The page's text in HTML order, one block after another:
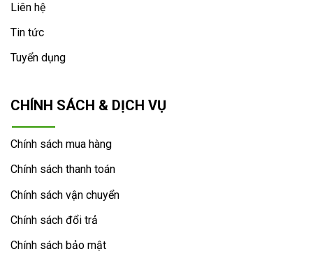
Liên hệ
Tin tức
Tuyển dụng
CHÍNH SÁCH & DỊCH VỤ
Chính sách mua hàng
Chính sách thanh toán
Chính sách vận chuyển
Chính sách đổi trả
Chính sách bảo mật